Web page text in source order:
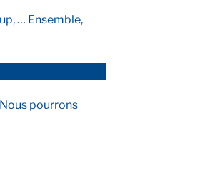
… Ensemble,
pourrons